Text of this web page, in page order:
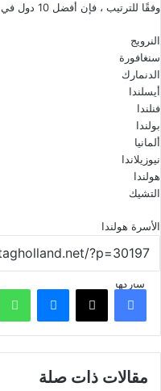
وفقًا للترتيب ، فإن أفضل 10 دول في تربية الأسرة هي:
النرويج
سنغافورة
الدنمارك
أيسلندا
فنلندا
بولندا
ألمانيا
نيوزيلاندا
هولندا
التشيك
الأسرة هولندا
شاركهافيسبوك ‫X ماسنجر
مقالات ذات صلة